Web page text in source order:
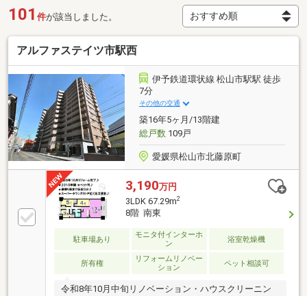
101 件が該当しました。
アルファステイツ市駅西
伊予鉄道環状線 松山市駅駅 徒歩
7分
その他の交通
築16年5ヶ月/13階建
総戸数109戸
愛媛県松山市北藤原町
3,190万円
3LDK 67.29m2
8階 南東
駐車場あり
モニタ付インターホ
ン
浴室乾燥機
所有権
リフォームリノベー
ション
ペット相談可
令和8年10月中旬リノベーション・ハウスクリーニン